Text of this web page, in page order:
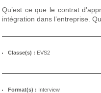
Qu’est ce que le contrat
intégration dans l’entreprise.
Classe(s) : EVS2
Format(s) : Interview